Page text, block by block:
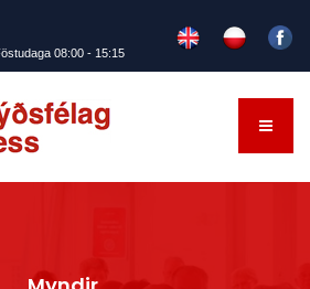
08:00 - 15:15